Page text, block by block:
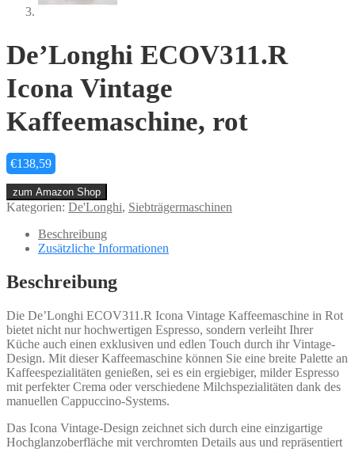
De’Longhi ECOV311.R
Icona Vintage
Kaffeemaschine, rot
€138,59
zum Amazon Shop
Kategorien: De'Longhi, Siebträgermaschinen
Beschreibung
Zusätzliche Informationen
Beschreibung
Die De’Longhi ECOV311.R Icona Vintage Kaffeemaschine in Rot
bietet nicht nur hochwertigen Espresso, sondern verleiht Ihrer
Küche auch einen exklusiven und edlen Touch durch ihr Vintage-
Design. Mit dieser Kaffeemaschine können Sie eine breite Palette an
Kaffeespezialitäten genießen, sei es ein ergiebiger, milder Espresso
mit perfekter Crema oder verschiedene Milchspezialitäten dank des
manuellen Cappuccino-Systems.
Das Icona Vintage-Design zeichnet sich durch eine einzigartige
Hochglanzoberfläche mit verchromten Details aus und repräsentiert